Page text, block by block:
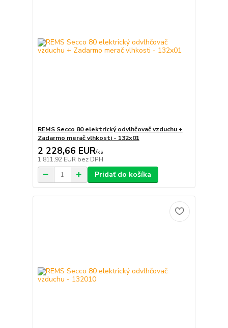
REMS Secco 80 elektrický odvlhčovač vzduchu +
Zadarmo merač vlhkosti - 132x01
2 228,66 EUR/ks
1 811,92 EUR bez DPH
Pridať do košíka